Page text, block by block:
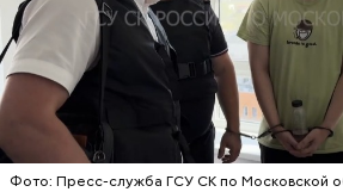
Фото: Пресс-служба ГСУ СК по Московской
обратились в местную больницу
плохое самочувствие. Врачи не
им точный диагноз, после чего
потерпевших направили на
специалисты обнаружили
химикат дихлорэтан, который не
организм супругов случайно. То
нашли в еде, изъятой из
Видео: пресс-служба ГСУ СК по
ОТРАВЛЕНИЯ БАЛАШИХА
СЛЕДСТВЕННЫЙ КОМИТЕТ